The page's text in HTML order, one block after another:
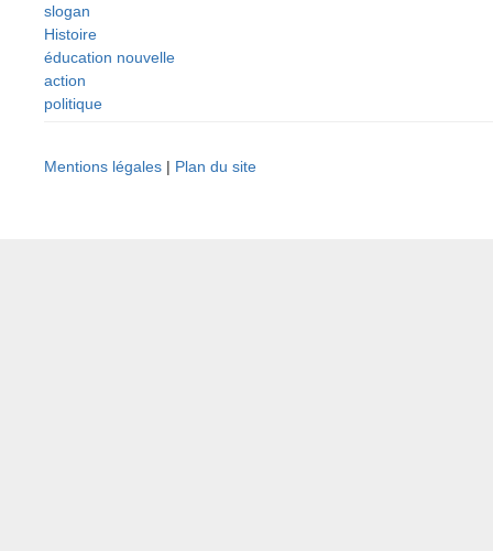
slogan
Histoire
éducation nouvelle
action
politique
Mentions légales | Plan du site